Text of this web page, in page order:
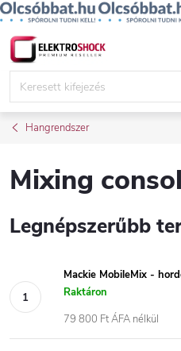
Ugrás
Hangrendszer
Mixing
Legnépszerűbb
Mackie MobileMix -
Raktáron
79 800 Ft ÁFA nélkül